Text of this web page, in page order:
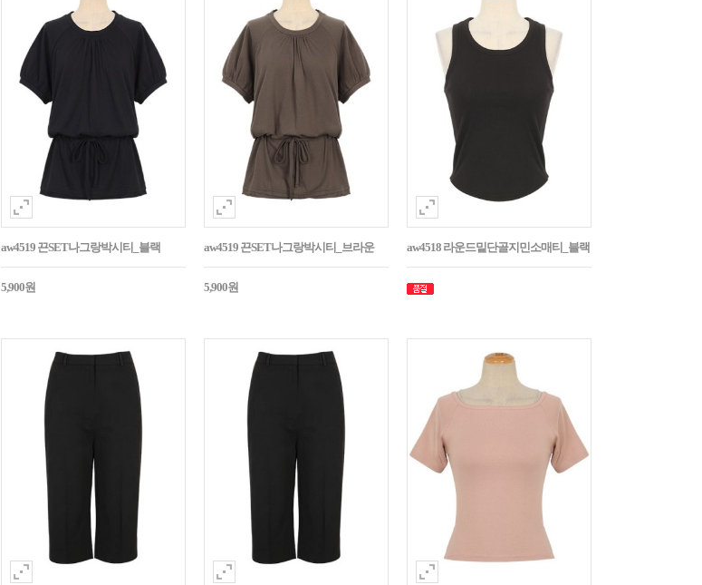
aw4519 끈SET나그랑박시티_블랙
5,900원
aw4519 끈SET나그랑박시티_브라운
5,900원
aw4518 라운드밑단골지민소매티_블랙